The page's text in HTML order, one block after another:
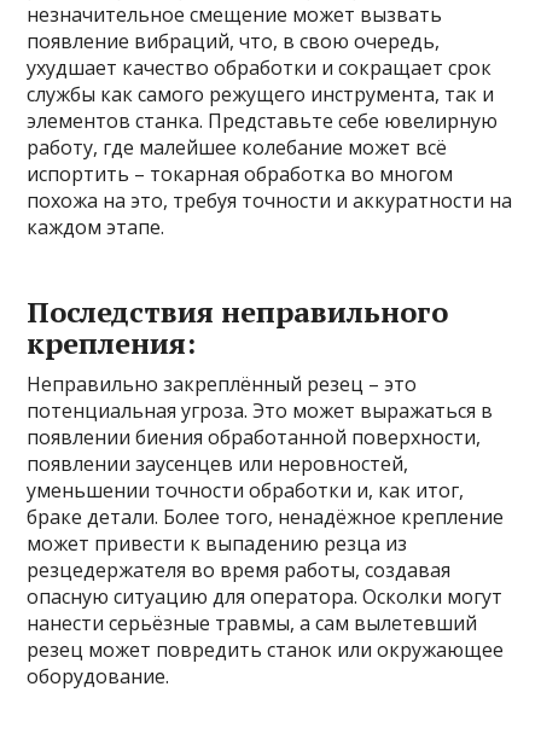
незначительное смещение может вызвать
появление вибраций, что, в свою очередь,
ухудшает качество обработки и сокращает срок
службы как самого режущего инструмента, так и
элементов станка. Представьте себе ювелирную
работу, где малейшее колебание может всё
испортить – токарная обработка во многом
похожа на это, требуя точности и аккуратности на
каждом этапе.
Последствия неправильного
крепления:
Неправильно закреплённый резец – это
потенциальная угроза. Это может выражаться в
появлении биения обработанной поверхности,
появлении заусенцев или неровностей,
уменьшении точности обработки и, как итог,
браке детали. Более того, ненадёжное крепление
может привести к выпадению резца из
резцедержателя во время работы, создавая
опасную ситуацию для оператора. Осколки могут
нанести серьёзные травмы, а сам вылетевший
резец может повредить станок или окружающее
оборудование.